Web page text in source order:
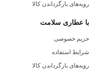
رویه‌های بازگرداندن کالا
با عطاری سلامت
حریم خصوصی
شرایط استفاده
رویه‌های بازگرداندن کالا